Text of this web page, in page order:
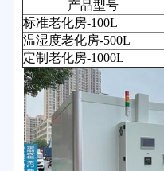
产品型号
标准老化房-100L
温湿度老化房-500L
定制老化房-1000L